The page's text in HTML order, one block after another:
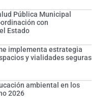
Pública Municipal
con
Estado
implementa estrategia
y vialidades seguras
ambiental en los
2026